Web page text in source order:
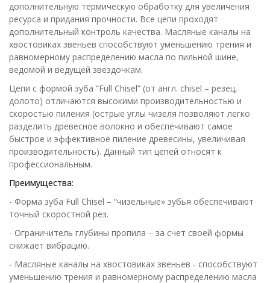
дополнительную термическую обработку для увеличения
ресурса и придания прочности. Все цепи проходят
дополнительный контроль качества. Масляные каналы на
хвостовиках звеньев способствуют уменьшению трения и
равномерному распределению масла по пильной шине,
ведомой и ведущей звездочкам.
Цепи с формой зуба “Full Chisel” (от англ. chisel – резец,
долото) отличаются высокими производительностью и
скоростью пиления (острые углы чизеля позволяют легко
разделить древесное волокно и обеспечивают самое
быстрое и эффективное пиление древесины, увеличивая
производительность). Данный тип цепей относят к
профессиональным.
Преимущества:
- Форма зуба Full Chisel – “чизельные» зубья обеспечивают
точный скоростной рез.
- Ограничитель глубины пропила – за счет своей формы
снижает вибрацию.
- Масляные каналы на хвостовиках звеньев - способствуют
уменьшению трения и равномерному распределению масла